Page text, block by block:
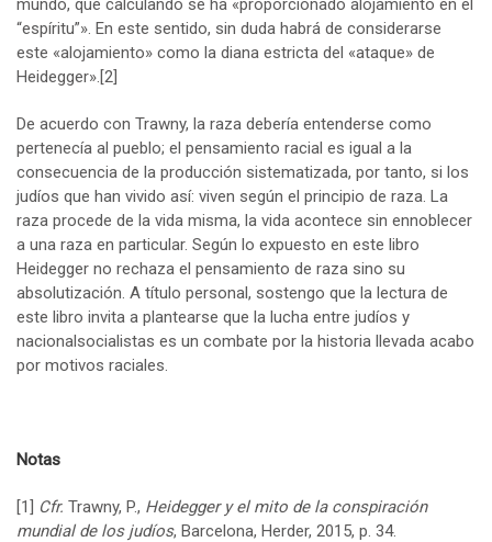
mundo, que calculando se ha «proporcionado alojamiento en el
“espíritu”». En este sentido, sin duda habrá de considerarse
este «alojamiento» como la diana estricta del «ataque» de
Heidegger».[2]
De acuerdo con Trawny, la raza debería entenderse como
pertenecía al pueblo; el pensamiento racial es igual a la
consecuencia de la producción sistematizada, por tanto, si los
judíos que han vivido así: viven según el principio de raza. La
raza procede de la vida misma, la vida acontece sin ennoblecer
a una raza en particular. Según lo expuesto en este libro
Heidegger no rechaza el pensamiento de raza sino su
absolutización. A título personal, sostengo que la lectura de
este libro invita a plantearse que la lucha entre judíos y
nacionalsocialistas es un combate por la historia llevada acabo
por motivos raciales.
Notas
[1] Cfr. Trawny, P., Heidegger y el mito de la conspiración
mundial de los judíos, Barcelona, Herder, 2015, p. 34.